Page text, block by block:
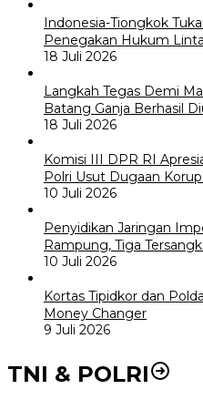
Indonesia-Tiongkok
Penegakan Hukum
18 Juli 2026
Langkah Tegas Demi
Batang Ganja Berhasil
18 Juli 2026
Komisi III DPR RI
Polri Usut Dugaan
10 Juli 2026
Penyidikan Jaringan
Rampung, Tiga
10 Juli 2026
Kortas Tipidkor dan
Money Changer
9 Juli 2026
TNI & POLRI